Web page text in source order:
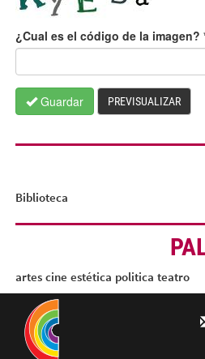
¿Cual es el código de la imagen?
Guardar PREVISUALIZAR
Biblioteca
artes cine estética politica teatro